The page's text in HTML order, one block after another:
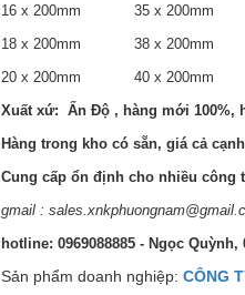
16 x 200mm 35 x 200mm
18 x 200mm 38 x 200mm
20 x 200mm 40 x 200mm ...
Xuất xứ: Ấn Độ , hàng mới 100%,
Hàng trong kho có sẵn, giá cả
Cung cấp ổn định cho nhiều
gmail :
hotline: 0969088885 - Ngọc Quỳnh,
Sản phẩm doanh nghiệp: CÔNG